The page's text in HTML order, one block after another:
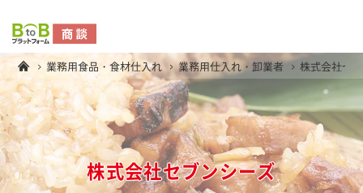
業務用食品・食材仕入れ 業務用仕入れ・卸業者 株式会社セ
株式会社セブンシーズ